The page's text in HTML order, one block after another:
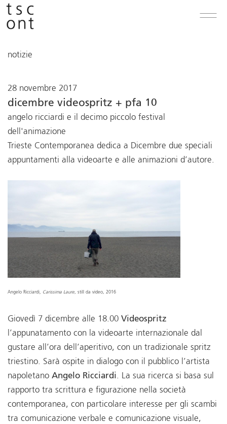
notizie
28 novembre 2017
dicembre videospritz + pfa 10
angelo ricciardi e il decimo piccolo festival
dell'animazione
Trieste Contemporanea dedica a Dicembre due speciali
appuntamenti alla videoarte e alle animazioni d’autore.
Angelo Ricciardi, Carissima Laure, still da video, 2016
Giovedì 7 dicembre alle 18.00 Videospritz
l’appunatamento con la videoarte internazionale dal
gustare all’ora dell’aperitivo, con un tradizionale spritz
triestino. Sarà ospite in dialogo con il pubblico l’artista
napoletano Angelo Ricciardi. La sua ricerca si basa sul
rapporto tra scrittura e figurazione nella società
contemporanea, con particolare interesse per gli scambi
tra comunicazione verbale e comunicazione visuale,